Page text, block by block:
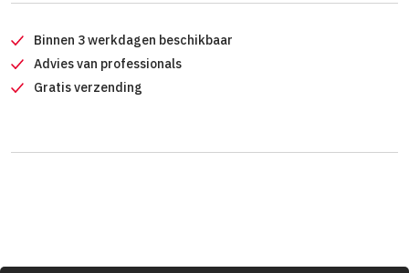
Binnen 3 werkdagen beschikbaar
Advies van professionals
Gratis verzending